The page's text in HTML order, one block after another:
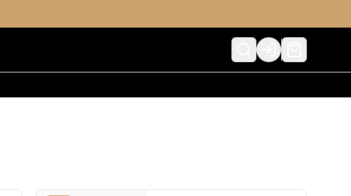
Login